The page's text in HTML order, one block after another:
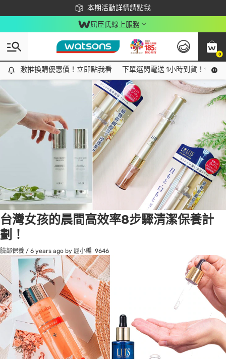
本期活動詳情請點我
下載app最高回饋$350
屈臣氏線上服務
0
激推換購優惠價！立即點我看
激推換購優惠價！立即點我看 下單選閃電送 1小時到貨！領神
Tag:肌膚3 item(s) found
台灣女孩的晨間高效率8步驟清潔保養計
劃！
臉部保養 / 6 years ago by 屈小編 9646